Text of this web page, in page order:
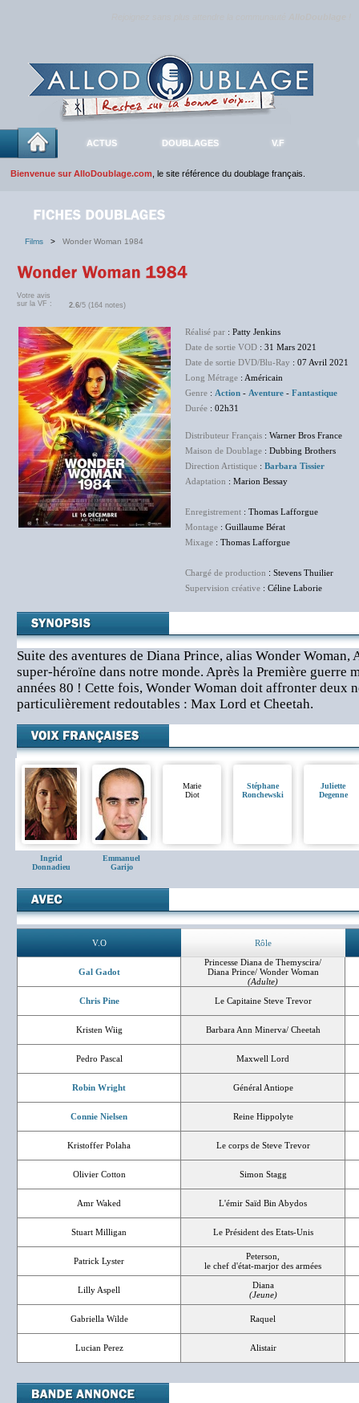
ACTUS DOUBLAGES V.F
Bienvenue sur AlloDoublage.com , le site référence du doublage français.
Films > Wonder Woman 1984
Votre avis
sur la VF :
2.6/5 (164 notes)
Réalisé par : Patty Jenkins
Date de sortie VOD : 31 Mars 2021
Date de sortie DVD/Blu-Ray : 07 Avril 2021
Long Métrage : Américain
Genre : Action - Aventure - Fantastique
Durée : 02h31
Distributeur Français : Warner Bros France
Maison de Doublage : Dubbing Brothers
Direction Artistique : Barbara Tissier
Adaptation : Marion Bessay
Enregistrement : Thomas Lafforgue
Montage : Guillaume Bérat
Mixage : Thomas Lafforgue
Chargé de production : Stevens Thuilier
Supervision créative : Céline Laborie
Suite des aventures de Diana Prince, alias Wonder Woman,
super-héroïne dans notre monde. Après la Première guerre
années 80 ! Cette fois, Wonder Woman doit affronter deux
particulièrement redoutables : Max Lord et Cheetah.
Ingrid
Donnadieu
Emmanuel
Garijo
Marie
Diot
Stéphane
Ronchewski
Juliette
Degenne
V.O Rôle
Gal Gadot
Princesse Diana de Themyscira/
Diana Prince/ Wonder Woman
(Adulte)
Chris Pine
Le Capitaine Steve Trevor
Kristen Wiig Barbara Ann Minerva/ Cheetah
Pedro Pascal Maxwell Lord
Robin Wright Général Antiope
Connie Nielsen Reine Hippolyte
Kristoffer Polaha Le corps de Steve Trevor
Olivier Cotton Simon Stagg
Amr Waked L'émir Saïd Bin Abydos
Stuart Milligan Le Président des Etats-Unis
Patrick Lyster
Peterson,
le chef d'état-marjor des armées
Lilly Aspell
Diana
(Jeune)
Gabriella Wilde Raquel
Lucian Perez Alistair